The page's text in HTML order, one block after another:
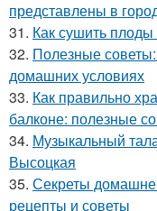
представлены в
31. Как сушить
32. Полезные
домашних условиях
33. Как правильно
балконе: полезные
34. Музыкальный
Высоцкая
35. Секреты
рецепты и советы